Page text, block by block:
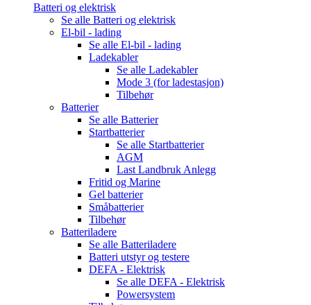
Batteri og elektrisk
Se alle Batteri og elektrisk
El-bil - lading
Se alle El-bil - lading
Ladekabler
Se alle Ladekabler
Mode 3 (for ladestasjon)
Tilbehør
Batterier
Se alle Batterier
Startbatterier
Se alle Startbatterier
AGM
Last Landbruk Anlegg
Fritid og Marine
Gel batterier
Småbatterier
Tilbehør
Batteriladere
Se alle Batteriladere
Batteri utstyr og testere
DEFA - Elektrisk
Se alle DEFA - Elektrisk
Powersystem